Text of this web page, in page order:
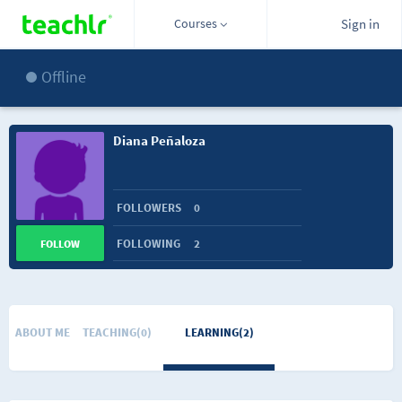
Courses Sign in
Offline
Diana Peñaloza
FOLLOWERS 0
FOLLOWING 2
FOLLOW
ABOUT ME TEACHING(0) LEARNING(2)